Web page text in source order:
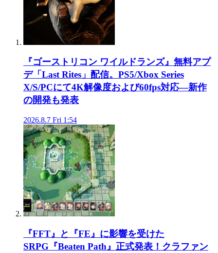
『ゴーストリコン ワイルドランズ』無料アプ
デ「Last Rites」配信。PS5/Xbox Series
X/S/PCにて4K解像度および60fps対応―新作
の開発も発表
2026.8.7 Fri 1:54
『FFT』と『FE』に影響を受けた
SRPG『Beaten Path』正式発表！クラファン